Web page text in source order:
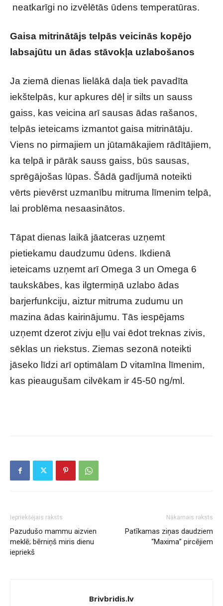
neatkarīgi no izvēlētās ūdens temperatūras.
Gaisa mitrinātājs telpās veicinās kopējo
labsajūtu un ādas stāvokļa uzlabošanos
Ja ziemā dienas lielākā daļa tiek pavadīta
iekštelpās, kur apkures dēļ ir silts un sauss
gaiss, kas veicina arī sausas ādas rašanos,
telpās ieteicams izmantot gaisa mitrinātāju.
Viens no pirmajiem un jūtamākajiem rādītājiem,
ka telpā ir pārāk sauss gaiss, būs sausas,
sprēgājošas lūpas. Šādā gadījumā noteikti
vērts pievērst uzmanību mitruma līmenim telpā,
lai problēma nesaasinātos.
Tāpat dienas laikā jāatceras uzņemt
pietiekamu daudzumu ūdens. Ikdienā
ieteicams uzņemt arī Omega 3 un Omega 6
taukskābes, kas ilgtermiņā uzlabo ādas
barjerfunkciju, aiztur mitruma zudumu un
mazina ādas kairinājumu. Tās iespējams
uzņemt dzerot zivju eļļu vai ēdot treknas zivis,
sēklas un riekstus. Ziemas sezonā noteikti
jāseko līdzi arī optimālam D vitamīna līmenim,
kas pieaugušam cilvēkam ir 45-50 ng/ml.
Iepriekšējais raksts
Pazudušo mammu aizvien
meklē; bērniņš miris dienu
iepriekš
Nākamais raksts
Patīkamas ziņas daudziem
“Maxima” pircējiem
Brivbridis.lv